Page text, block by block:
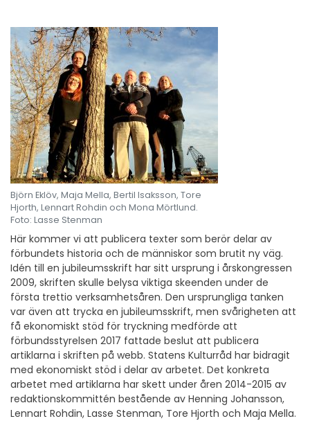
Björn Eklöv, Maja Mella, Bertil Isaksson, Tore
Hjorth, Lennart Rohdin och Mona Mörtlund.
Foto: Lasse Stenman
Här kommer vi att publicera texter som berör delar av
förbundets historia och de människor som brutit ny väg.
Idén till en jubileumsskrift har sitt ursprung i årskongressen
2009, skriften skulle belysa viktiga skeenden under de
första trettio verksamhetsåren. Den ursprungliga tanken
var även att trycka en jubileumsskrift, men svårigheten att
få ekonomiskt stöd för tryckning medförde att
förbundsstyrelsen 2017 fattade beslut att publicera
artiklarna i skriften på webb. Statens Kulturråd har bidragit
med ekonomiskt stöd i delar av arbetet. Det konkreta
arbetet med artiklarna har skett under åren 2014-2015 av
redaktionskommittén bestående av Henning Johansson,
Lennart Rohdin, Lasse Stenman, Tore Hjorth och Maja Mella.